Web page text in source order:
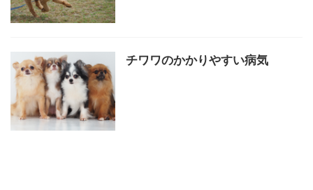
チワワのかかりやすい病気